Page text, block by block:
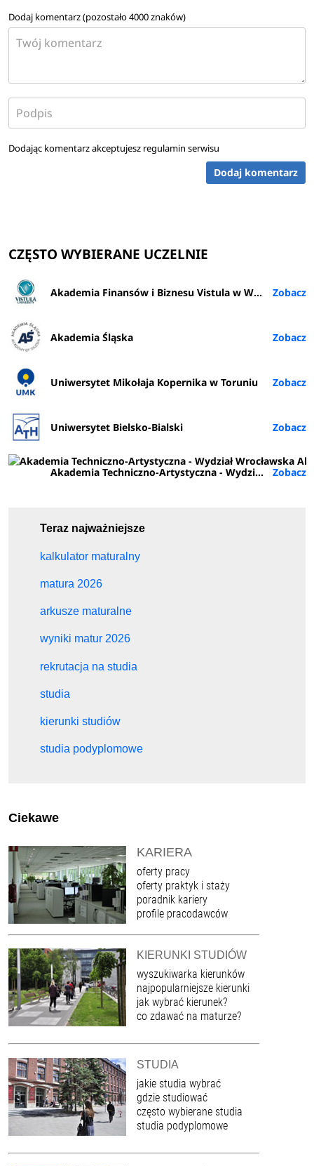
Dodaj komentarz (pozostało4000znaków)
Dodając komentarz akceptujesz regulamin serwisu
Dodaj komentarz
CZĘSTO WYBIERANE UCZELNIE
Akademia Finansów i Biznesu Vistula w Warszawie
Akademia Śląska
Uniwersytet Mikołaja Kopernika w Toruniu
Uniwersytet Bielsko-Bialski
Akademia Techniczno-Artystyczna - Wydział Wrocławska Akademia Biznesu (ATA Wrocław)
Teraz najważniejsze
kalkulator maturalny
matura 2026
arkusze maturalne
wyniki matur 2026
rekrutacja na studia
studia
kierunki studiów
studia podyplomowe
Ciekawe
KARIERA
oferty pracy
oferty praktyk i staży
poradnik kariery
profile pracodawców
KIERUNKI STUDIÓW
wyszukiwarka kierunków
najpopularniejsze kierunki
jak wybrać kierunek?
co zdawać na maturze?
STUDIA
jakie studia wybrać
gdzie studiować
często wybierane studia
studia podyplomowe